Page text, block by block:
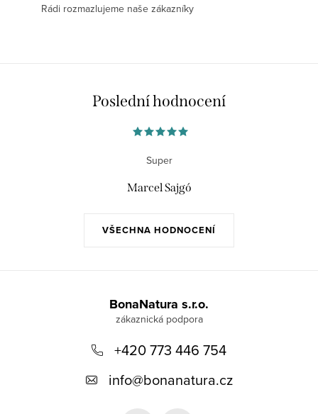
Rádi rozmazlujeme naše zákazníky
Poslední hodnocení
VŠECHNA HODNOCENÍ
Super
Marcel Sajgó
BonaNatura s.r.o.
+420 773 446 754
info@bonanatura.cz